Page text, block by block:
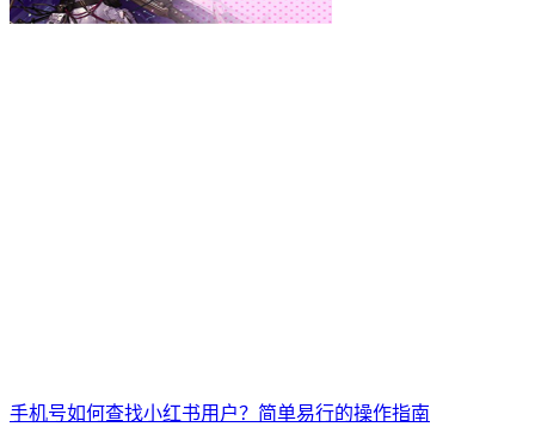
手机号如何查找小红书用户？简单易行的操作指南